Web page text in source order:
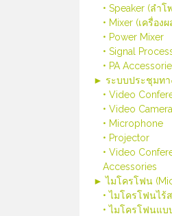
• Speaker (ลำโ
• Mixer (เครื่อ
• Power Mixer
• Signal
• PA
► ระบบประชุมทา
• Video
• Video Camera
• Microphone
• Projector
• Video
Accessories
► ไมโครโฟน
• ไมโครโฟนไร้
• ไมโครโฟนแบ